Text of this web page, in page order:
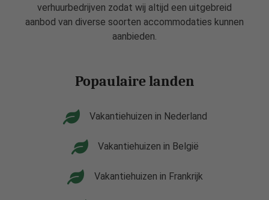
verhuurbedrijven zodat wij altijd een uitgebreid
aanbod van diverse soorten accommodaties kunnen
aanbieden.
Popaulaire landen
Vakantiehuizen in Nederland
Vakantiehuizen in België
Vakantiehuizen in Frankrijk